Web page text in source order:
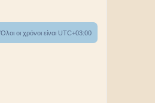
Όλοι οι χρόνοι είναι UTC+03:00